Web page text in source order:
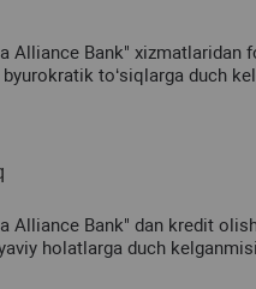
Alliance Bank" xizmatlaridan
to‘siqlarga duch
Alliance Bank" dan kredit
holatlarga duch